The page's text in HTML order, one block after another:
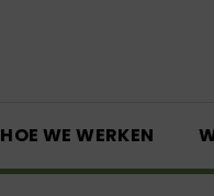
HOE WE WERKEN